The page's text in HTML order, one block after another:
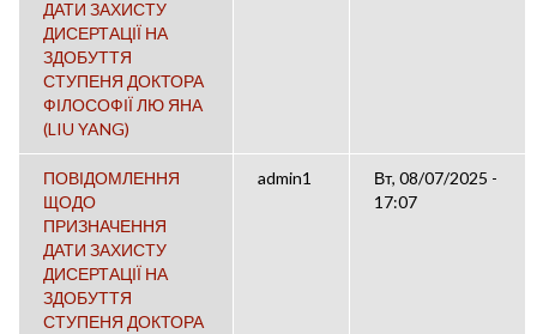
ДАТИ ЗАХИСТУ
ДИСЕРТАЦІЇ НА
ЗДОБУТТЯ
СТУПЕНЯ ДОКТОРА
ФІЛОСОФІЇ ЛЮ ЯНА
(LIU YANG)
ПОВІДОМЛЕННЯ
ЩОДО
ПРИЗНАЧЕННЯ
ДАТИ ЗАХИСТУ
ДИСЕРТАЦІЇ НА
ЗДОБУТТЯ
СТУПЕНЯ ДОКТОРА
admin1
Вт, 08/07/2025 -
17:07